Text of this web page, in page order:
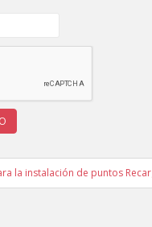
la instalación de puntos